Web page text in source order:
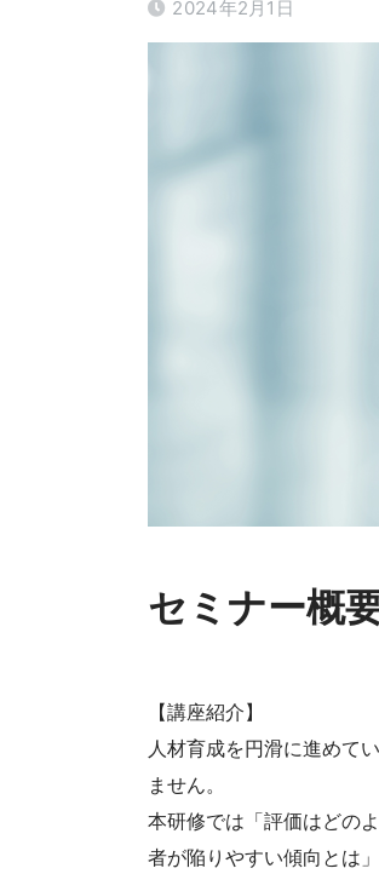
2024年2月1日
セミナー概
【講座紹介】
人材育成を円滑に進めて
ません。
本研修では「評価はどの
者が陥りやすい傾向とは